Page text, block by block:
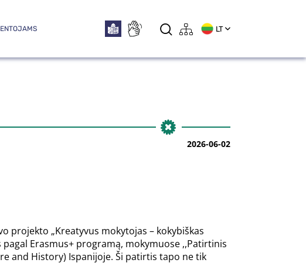
LT
2026-06-02
projekto „Kreatyvus mokytojas – kokybiškas
pagal Erasmus+ programą, mokymuose ,,Patirtinis
and History) Ispanijoje. Ši patirtis tapo ne tik